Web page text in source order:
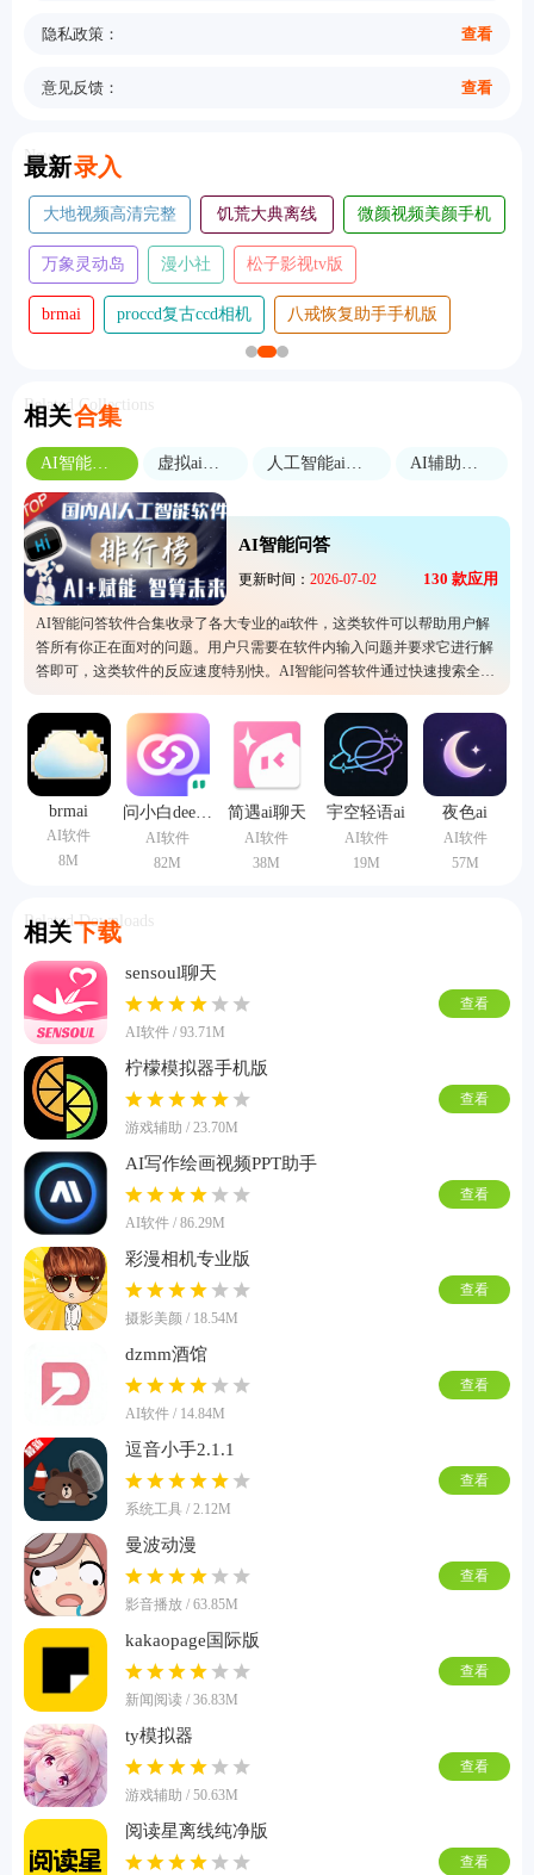
隐私政策： 查看
意见反馈： 查看
最新录入
New
大地视频高清完整
版
饥荒大典离线
版
微颜视频美颜手机
万象灵动岛
漫小社 松子影视tv版
brmai proccd复古ccd相机 八戒恢复助手手机版
相关合集
Related Collections
AI智能问答
更新时间： 2026-07-02 130 款应用
AI智能问答软件合集收录了各大专业的ai软件，这类软件可以帮助用户解
答所有你正在面对的问题。用户只需要在软件内输入问题并要求它进行解
答即可，这类软件的反应速度特别快。AI智能问答软件通过快速搜索全网
的大数据进行分析后便会给出用户准确的答案，无论是学习还是办公都可
以使用。
brmai
AI软件
8M
AI软件
82M
简遇ai聊天
AI软件
38M
宇空轻语ai
AI软件
19M
夜色ai
AI软件
57M
相关下载
Related Downloads
sensoul聊天
AI软件 / 93.71M
查看
柠檬模拟器手机版
游戏辅助 / 23.70M
查看
AI写作绘画视频PPT助手
AI软件 / 86.29M
查看
彩漫相机专业版
摄影美颜 / 18.54M
查看
dzmm酒馆
AI软件 / 14.84M
查看
逗音小手2.1.1
系统工具 / 2.12M
查看
曼波动漫
影音播放 / 63.85M
查看
kakaopage国际版
新闻阅读 / 36.83M
查看
ty模拟器
游戏辅助 / 50.63M
查看
阅读星离线纯净版
查看